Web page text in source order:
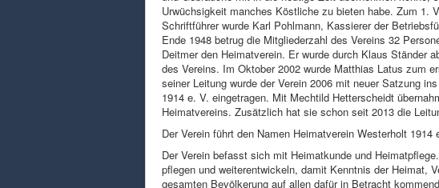
Urwüchsigkeit manches Köstliche zu bieten habe. Zum 1.
Schriftführer wurde Karl Pohlmann, Kassierer der
Ende 1948 betrug die Mitgliederzahl des Vereins 32
Deitmer den Heimatverein. Er wurde durch Klaus Ständer
des Vereins. Im Oktober 2002 wurde Matthias Latus zum
seiner Leitung wurde der Verein 2006 mit neuer Satzung
1914 e. V. eingetragen. Mit Mechtild Hetterscheidt
Heimatvereins. Zusätzlich hat sie schon seit 2013 die
Der Verein führt den Namen Heimatverein Westerholt
Der Verein befasst sich mit Heimatkunde und
pflegen und weiterentwickeln, damit Kenntnis der Heimat,
gesamten Bevölkerung auf allen dafür in Betracht